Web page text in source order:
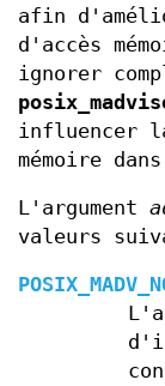
afin
d'accès
ignorer
influencer
mémoire
L'argument
valeurs